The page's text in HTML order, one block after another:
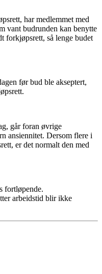
har medlemmet med
vant budrunden kan benytte
forkjøpsrett, så lenge budet
før bud ble akseptert,
går foran øvrige
ansiennitet. Dersom flere i
er det normalt den med
fortløpende.
arbeidstid blir ikke